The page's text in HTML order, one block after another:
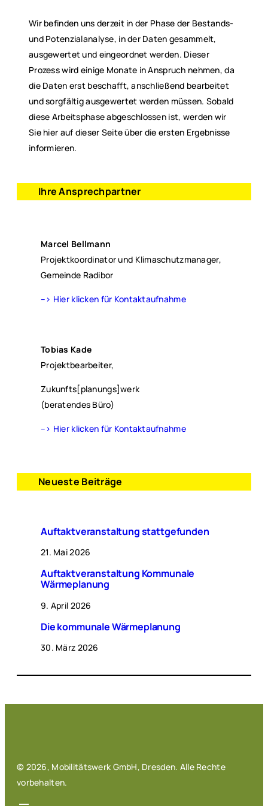
Wir befinden uns derzeit in der Phase der Bestands-
und Potenzialanalyse, in der Daten gesammelt,
ausgewertet und eingeordnet werden. Dieser
Prozess wird einige Monate in Anspruch nehmen, da
die Daten erst beschafft, anschließend bearbeitet
und sorgfältig ausgewertet werden müssen. Sobald
diese Arbeitsphase abgeschlossen ist, werden wir
Sie hier auf dieser Seite über die ersten Ergebnisse
informieren.
Ihre Ansprechpartner
Marcel Bellmann
Projektkoordinator und Klimaschutzmanager,
Gemeinde Radibor
–> Hier klicken für Kontaktaufnahme
Tobias Kade
Projektbearbeiter,
Zukunfts[planungs]werk
(beratendes Büro)
–> Hier klicken für Kontaktaufnahme
Neueste Beiträge
Auftaktveranstaltung stattgefunden
21. Mai 2026
Auftaktveranstaltung Kommunale
Wärmeplanung
9. April 2026
Die kommunale Wärmeplanung
30. März 2026
© 2026, Mobilitätswerk GmbH, Dresden. Alle Rechte
vorbehalten.